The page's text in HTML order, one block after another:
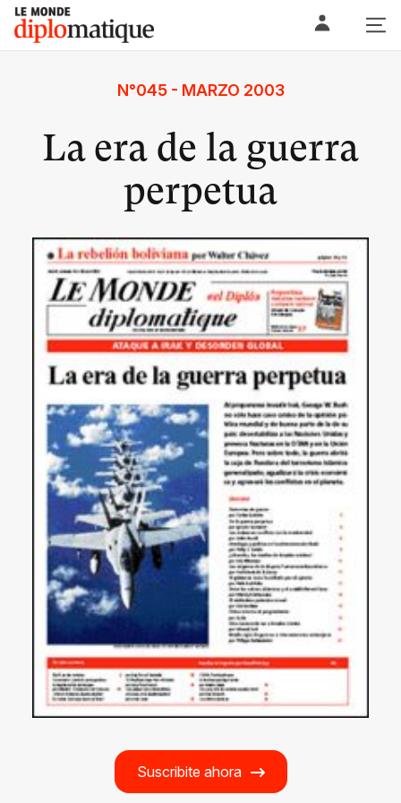
Skip
content
Le monde diplomatique
N°045 - MARZO 2003
La era de la guerra
perpetua
Suscribite ahora